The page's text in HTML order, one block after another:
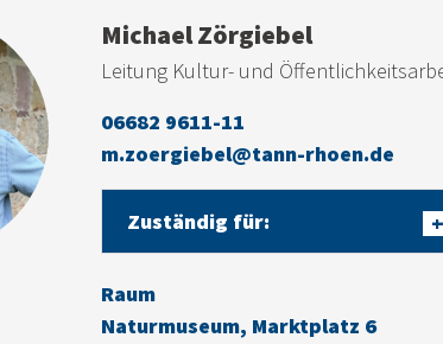
Michael Zörgiebel
Leitung Kultur- und
06682 9611-11
m.zoergiebel@tann-rhoen.de
Zuständig für: +
Raum
Naturmuseum, Marktplatz 6